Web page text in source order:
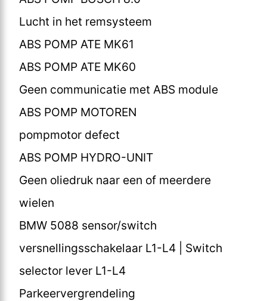
Lucht in het remsysteem
ABS POMP ATE MK61
ABS POMP ATE MK60
Geen communicatie met ABS module
ABS POMP MOTOREN
pompmotor defect
ABS POMP HYDRO-UNIT
Geen oliedruk naar een of meerdere
wielen
BMW 5088 sensor/switch
versnellingsschakelaar L1-L4 | Switch
selector lever L1-L4
Parkeervergrendeling